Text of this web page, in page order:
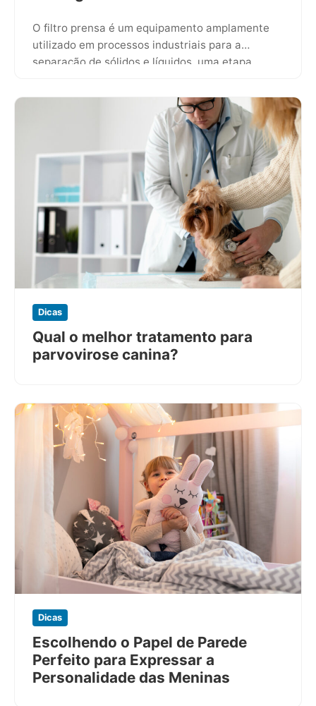
O filtro prensa é um equipamento amplamente
utilizado em processos industriais para a
separação de sólidos e líquidos, uma etapa
Dicas
Qual o melhor tratamento para
parvovirose canina?
Dicas
Escolhendo o Papel de Parede
Perfeito para Expressar a
Personalidade das Meninas